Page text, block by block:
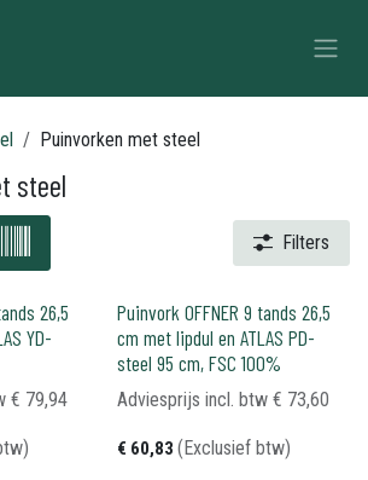
Puinvorken met steel
steel
Filters
26,5
YD-
€ 79,94
Puinvork OFFNER 9 tands 26,5
cm met lipdul en ATLAS PD-
steel 95 cm, FSC 100%
€ 60,83 (Exclusief btw)
Adviesprijs incl. btw € 73,60